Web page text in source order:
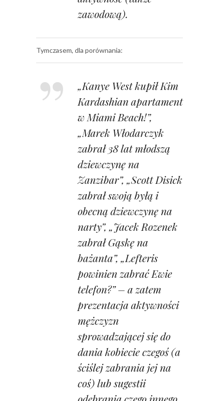
zawodową).
Tymczasem, dla porównania:
„Kanye West kupił Kim
Kardashian apartament
w Miami Beach!”,
„Marek Włodarczyk
zabrał 38 lat młodszą
dziewczynę na
Zanzibar”, „Scott Disick
zabrał swoją byłą i
obecną dziewczynę na
narty”, „Jacek Rozenek
zabrał Gąskę na
bażanta”, „Lefteris
powinien zabrać Ewie
telefon?” – a zatem
prezentacja aktywności
mężczyzn
sprowadzającej się do
dania kobiecie czegoś (a
ściślej zabrania jej na
coś) lub sugestii